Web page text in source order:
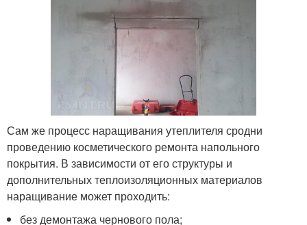
Сам же процесс наращивания утеплителя сродни
проведению косметического ремонта напольного
покрытия. В зависимости от его структуры и
дополнительных теплоизоляционных материалов
наращивание может проходить:
без демонтажа чернового пола;